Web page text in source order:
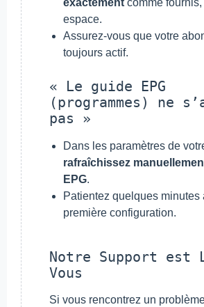
exactement comme
espace.
Assurez-vous que votre
toujours actif.
« Le guide EPG
(programmes) ne
pas »
Dans les paramètres de
rafraîchissez
EPG.
Patientez quelques minutes
première configuration.
Notre Support est
Vous
Si vous rencontrez un